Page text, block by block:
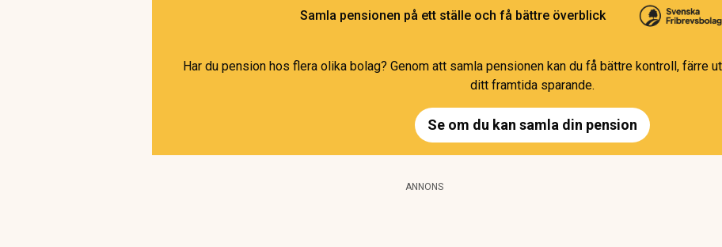
Samla pensionen på ett ställe och få bättre överblick
Har du pension hos flera olika bolag? Genom att samla pensionen kan du få bättre kontroll, färre
ditt framtida sparande.
Se om du kan samla din pension
ANNONS